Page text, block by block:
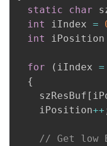
static
char
int
iIndex =
int
iPosition
for ( iIndex =
{
    szResBuf
[
    iPosition
++
// Get low